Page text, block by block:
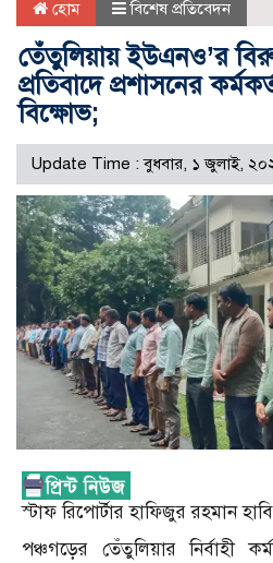
হোম বিশেষ প্রতিবেদন
তেঁতুলিয়ায় ইউএনও’র
প্রতিবাদে প্রশাসনের
বিক্ষোভ;
Update Time : বুধবার, ১ জুলাই,
স্টাফ রিপোর্টার হাফিজুর রহমান
পঞ্চগড়ের তেঁতুলিয়ার নির্বাহী